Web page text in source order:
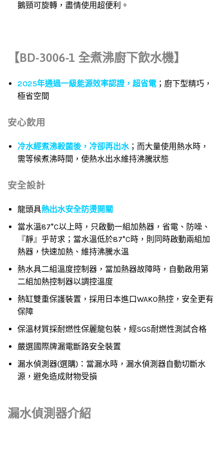
鵝頸可旋轉，盡情使用超便利。
【BD-3006-1 全煮沸廚下飲水機】
2025年通過一級能源效率認證，超省電 ；廚下型精巧，
極省空間
安心飲用
冷水經煮沸殺菌後，冷卻再出水；而大量使用熱水時，
需等候煮沸時間，使熱水出水維持沸騰狀態
安全設計
龍頭具熱出水安全防燙開關
當水溫87°C以上時，只啟動一組加熱器，省電、防噪、
『靜』乎苛求；當水溫低於87°C時，則同時啟動兩組加
熱器，快速加熱、維持沸騰水溫
熱水具二組溫度控制器，當加熱器故障時，自動啟用第
二組加熱控制器以調控溫度
熱缸雙重保護裝置，採用日本進口WAKO熱控，安全更有
保障
保溫材質採耐燃性保麗龍包裝，經SGS耐燃性測試合格
嚴選國際牌漏電斷路安全裝置
漏水偵測器(選購)：當漏水時，漏水偵測器自動切斷水
源，避免造成財物受損
漏水偵測器介紹